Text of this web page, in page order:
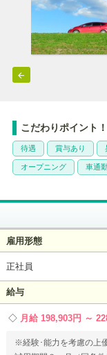

こだわりポイント！
待遇 賞与あり
オープニング 車通
雇用形態
正社員
給与
月給 198,903円 ～
※経験･能力を考慮の上優